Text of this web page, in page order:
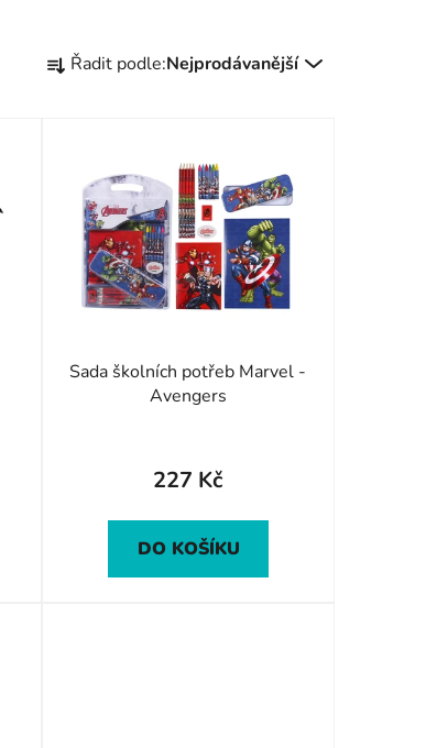
a Řadit podle:Nejprodávanější
Sada školních potřeb Marvel -
Avengers
227 Kč
DO KOŠÍKU